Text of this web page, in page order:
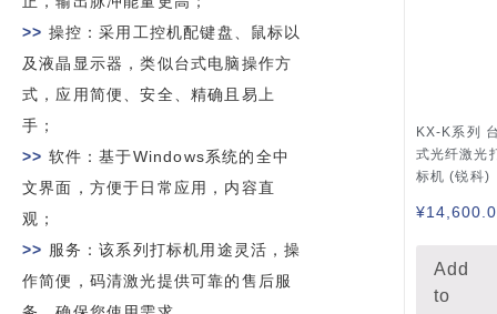
>> 操控：采用工控机配键盘、鼠标以
及液晶显示器，类似台式电脑操作方
式，应用简便、安全、精确且易上
手；
>> 软件：基于Windows系统的全中
文界面，方便于日常应用，内容直
观；
>> 服务：该系列打标机用途灵活，操
作简便，码清激光提供可靠的售后服
KX-K系列
式光纤激光
标机 (锐科)
¥
Add
to